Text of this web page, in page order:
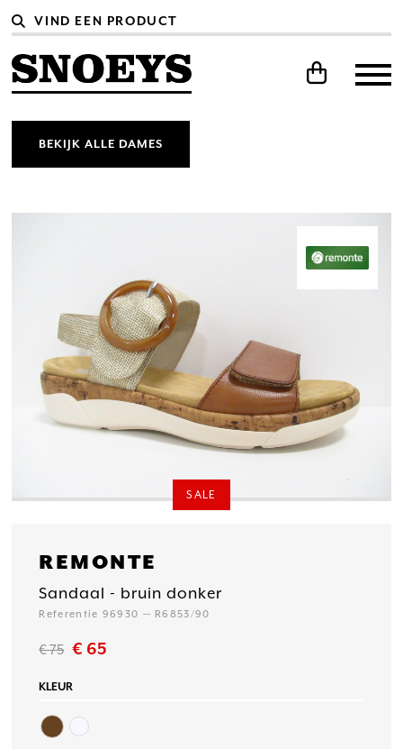
BEKIJK ALLE DAMES
SALE
REMONTE
Sandaal - bruin donker
Referentie 96930 — R6853/90
€ 75 € 65
KLEUR